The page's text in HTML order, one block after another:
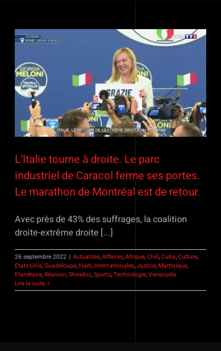
L’Italie tourne à droite. Le parc
industriel de Caracol ferme ses portes.
Le marathon de Montréal est de retour.
Avec près de 43% des suffrages, la coalition
droite-extrême droite [...]
26 septembre 2022 | Actualités,Affaires,Afrique,Chili,Cuba,Culture,
États-Unis,Guadeloupe, Haïti, Internationales,Justice, Martinique,
Planétaire, Réunion,Showbiz,Sports,Technologie,Venezuela
Lire la suite